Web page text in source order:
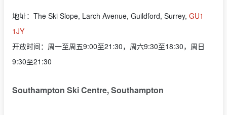
地址：The Ski Slope, Larch Avenue, Guildford, Surrey, GU1
1JY
开放时间：周一至周五9:00至21:30，周六9:30至18:30，周日
9:30至21:30
Southampton Ski Centre, Southampton